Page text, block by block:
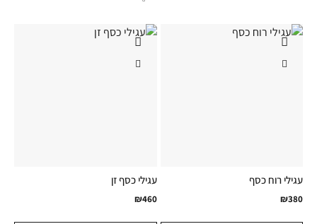
עגילי רוח כסף
₪380
עגילי כסף זן
₪460